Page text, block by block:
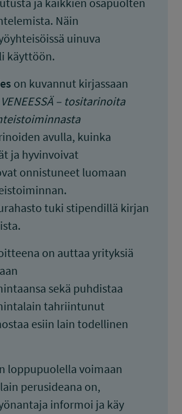
Näin
uinuva
käyttöön.
on kuvannut kirjassaan
VENEESSÄ – tositarinoita
avulla, kuinka
ja hyvinvoivat
onnistuneet luomaan
tuki stipendillä kirjan
on auttaa yrityksiä
sekä puhdistaa
tahriintunut
esiin lain todellinen
loppupuolella voimaan
perusideana on,
informoi ja käy